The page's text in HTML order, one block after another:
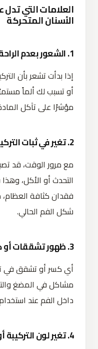
العلامات التي
الأسنان المتحركة
1. الشعور بعدم الراحة أو الألم المستمر
إذا بدأت تشعر بأن
أو تسبب لك ألماً
مؤشرًا على تآكل
2. تغير في ثبات التركيبة وانزلاقها داخل الفم
مع مرور الوقت، قد
التحدث أو الأكل،
فقدان كثافة العظام،
شكل الفم الحالي.
3. ظهور تشققات أو كسور في التركيبة
أي كسر أو تشقق في
مشاكل في المضغ
داخل الفم عند استخدام
4. تغير لون التركيبة أو ظهور بقع دائمة